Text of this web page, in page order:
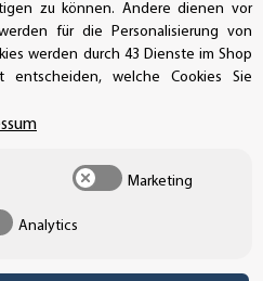
PROGRAMM
zu können. Andere dienen vor
für die Personalisierung von
werden durch 43 Dienste im Shop
entscheiden, welche Cookies Sie
Marketing
Analytics